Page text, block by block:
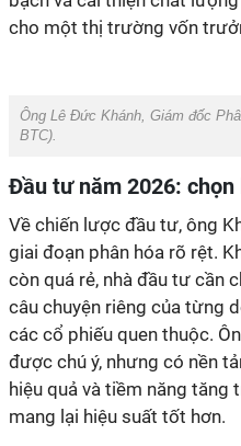
cho một thị trường vốn
Ông Lê Đức Khánh, Giám đốc
BTC).
Đầu tư năm 2026:
Về chiến lược đầu tư, ông
giai đoạn phân hóa rõ rệt.
còn quá rẻ, nhà đầu tư cần
câu chuyện riêng của từng
các cổ phiếu quen thuộc.
được chú ý, nhưng có nền
hiệu quả và tiềm năng
mang lại hiệu suất tốt hơn.